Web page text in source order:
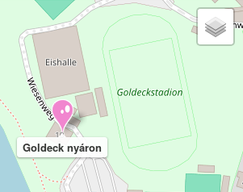
Goldeck nyáron